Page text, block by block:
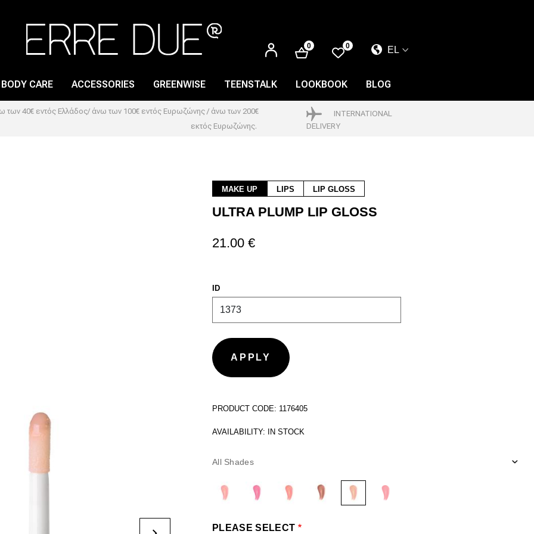
ΕΊΣΟΔΟΣ0 0
EL
EN
NAIL POLISH REMOVER
BODY CARE ACCESSORIES GREENWISE TEENSTALK LOOKBOOK BLOG
40€ εντός Ελλάδος/ άνω των 100€ εντός Ευρωζώνης / άνω των 200€
εκτός Ευρωζώνης.
INTERNATIONAL
DELIVERY
MAKE UP LIPS LIP GLOSS
ULTRA PLUMP LIP GLOSS
21.00 €
ID
PRODUCT CODE: 1176405
AVAILABILITY: IN STOCK
All Shades
PLEASE SELECT